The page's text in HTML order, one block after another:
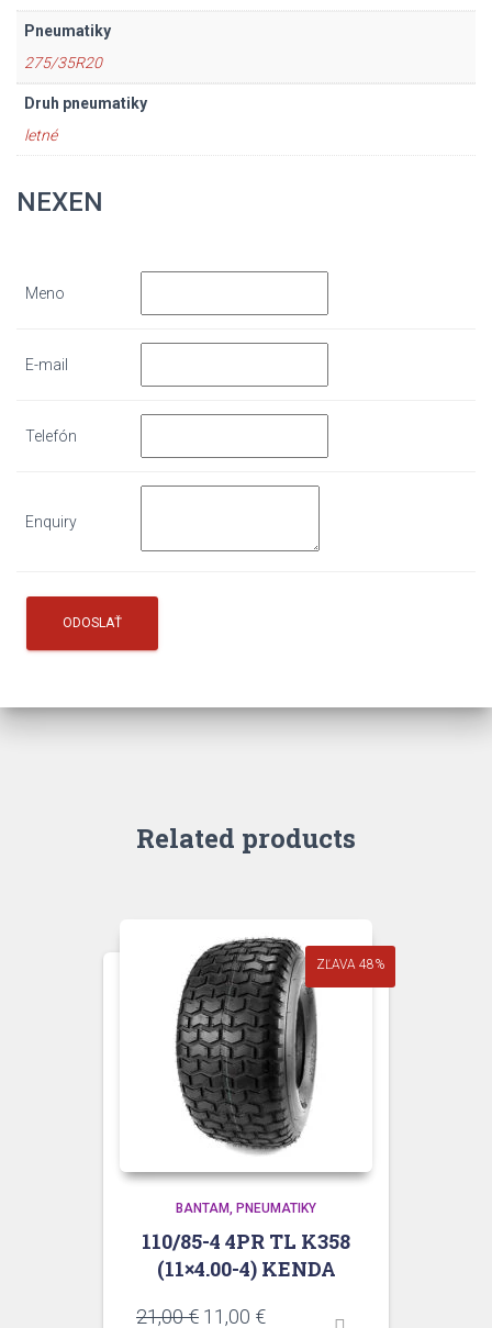
Pneumatiky
275/35R20
Druh pneumatiky
letné
NEXEN
Meno
E-mail
Telefón
Enquiry
Related products
ZĽAVA 48%
BANTAM PNEUMATIKY
110/85-4 4PR TL K358
(11×4.00-4) KENDA
21,00€ Pôvodná
11,00 €Aktuálna